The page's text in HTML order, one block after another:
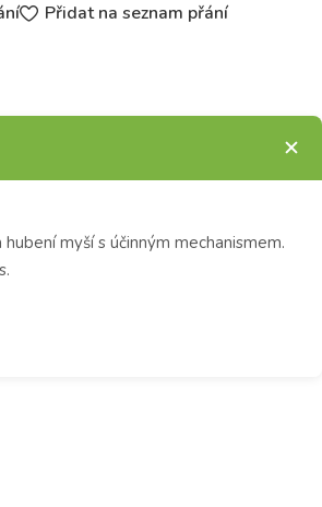
Přidat na seznam přání
myší s účinným mechanismem.